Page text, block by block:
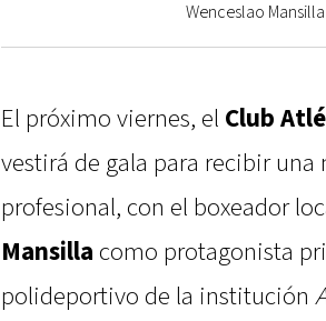
Wenceslao
El próximo viernes, el Club
vestirá de gala para recibir una
profesional, con el boxeador
Mansilla como protagonista
polideportivo de la institución